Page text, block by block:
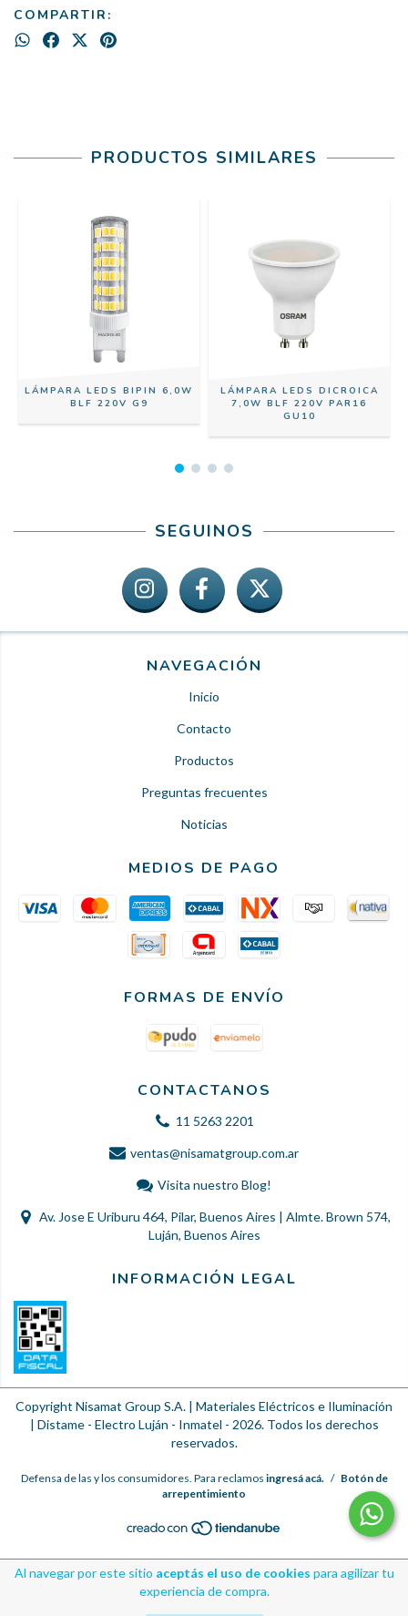
Al navegar por este sitio aceptás el uso de cookies para agilizar tu
experiencia de compra.
COMPARTIR:
PRODUCTOS SIMILARES
LÁMPARA LEDS BIPIN 6,0W
BLF 220V G9
LÁMPARA LEDS DICROICA
7,0W BLF 220V PAR16
GU10
SEGUINOS
NAVEGACIÓN
Inicio
Contacto
Productos
Preguntas frecuentes
Noticias
MEDIOS DE PAGO
FORMAS DE ENVÍO
CONTACTANOS
11 5263 2201
ventas@nisamatgroup.com.ar
Visita nuestro Blog!
Av. Jose E Uriburu 464, Pilar, Buenos Aires | Almte. Brown 574,
Luján, Buenos Aires
INFORMACIÓN LEGAL
Copyright Nisamat Group S.A. | Materiales Eléctricos e Iluminación
| Distame - Electro Luján - Inmatel - 2026. Todos los derechos
reservados.
Defensa de las y los consumidores. Para reclamos ingresá acá. / Botón de
arrepentimiento